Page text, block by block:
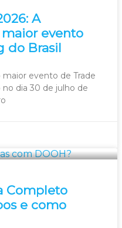
A
maior evento
do Brasil
maior evento de Trade
no dia 30 de julho de
Completo
e como